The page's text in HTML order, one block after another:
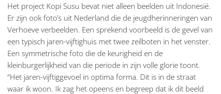
Het project Kopi Susu bevat niet alleen beelden uit Indonesië.
Er zijn ook foto’s uit Nederland die de jeugdherinneringen van
Verhoeve verbeelden. Een sprekend voorbeeld is de gevel van
een typisch jaren-vijftighuis met twee zeilboten in het venster.
Een symmetrische foto die de keurigheid en de
kleinburgerlijkheid van die periode in zijn volle glorie toont.
“Het jaren-vijftiggevoel in optima forma. Dit is in de straat
waar ik woon. Ik zag het opeens en begreep dat ik dit beeld